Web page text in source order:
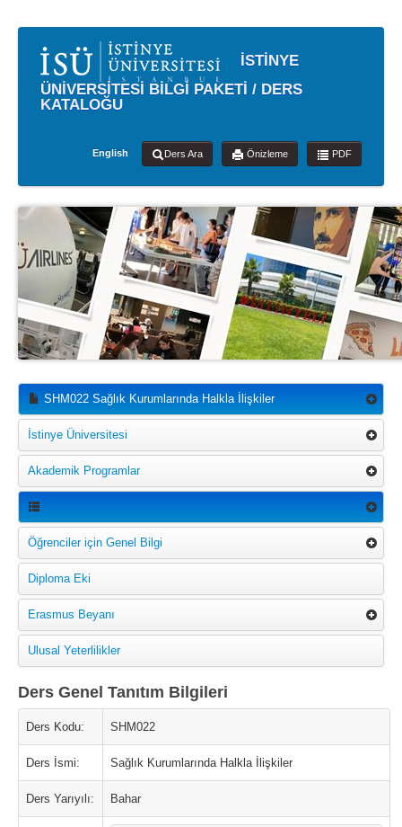
İSTİNYE
ÜNİVERSİTESİ BİLGİ PAKETİ / DERS
KATALOĞU
English Ders Ara Önizleme PDF
SHM022 Sağlık Kurumlarında Halkla İlişkiler
İstinye Üniversitesi
Akademik Programlar
Öğrenciler için Genel Bilgi
Diploma Eki
Erasmus Beyanı
Ulusal Yeterlilikler
Ders Genel Tanıtım Bilgileri
Ders Kodu: SHM022
Ders İsmi: Sağlık Kurumlarında Halkla İlişkiler
Ders Yarıyılı: Bahar